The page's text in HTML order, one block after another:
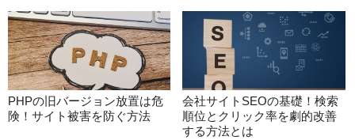
PHPの旧バージョン放置は危
険！サイト被害を防ぐ方法
会社サイトSEOの基礎！検索
順位とクリック率を劇的改善
する方法とは